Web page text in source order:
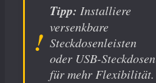
Tipp: Installiere
versenkbare
Steckdosenleisten
oder USB-Steckdosen
für mehr Flexibilität.